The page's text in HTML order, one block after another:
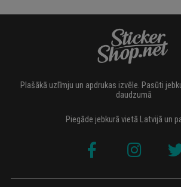
Plašākā uzlīmju un apdrukas izvēle. Pasūti
daudzumā
Piegāde jebkurā vietā Latvijā un